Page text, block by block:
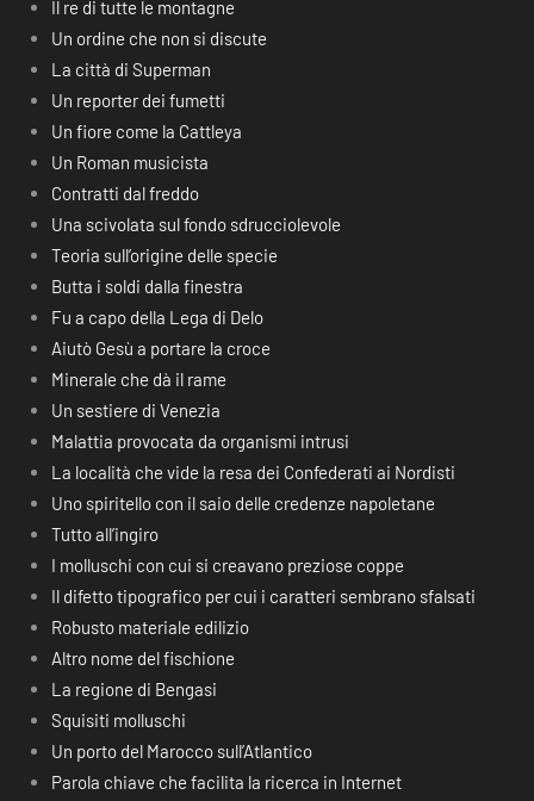
Il re di tutte le montagne
Un ordine che non si discute
La città di Superman
Un reporter dei fumetti
Un fiore come la Cattleya
Un Roman musicista
Contratti dal freddo
Una scivolata sul fondo sdrucciolevole
Teoria sull’origine delle specie
Butta i soldi dalla finestra
Fu a capo della Lega di Delo
Aiutò Gesù a portare la croce
Minerale che dà il rame
Un sestiere di Venezia
Malattia provocata da organismi intrusi
La località che vide la resa dei Confederati ai Nordisti
Uno spiritello con il saio delle credenze napoletane
Tutto all’ingiro
I molluschi con cui si creavano preziose coppe
Il difetto tipografico per cui i caratteri sembrano sfalsati
Robusto materiale edilizio
Altro nome del fischione
La regione di Bengasi
Squisiti molluschi
Un porto del Marocco sull’Atlantico
Parola chiave che facilita la ricerca in Internet